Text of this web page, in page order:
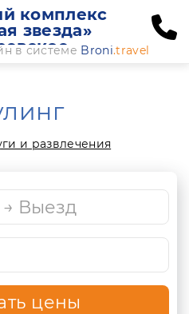
комплекс
звезда»
в системе Broni.travel
и развлечения
цены